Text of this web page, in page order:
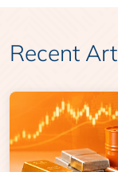
Recent